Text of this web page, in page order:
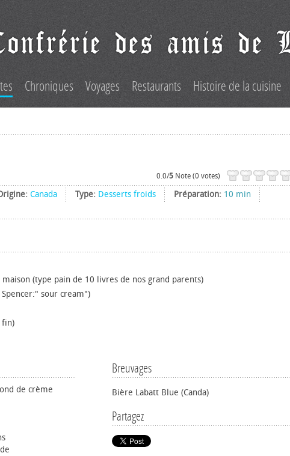
Chroniques Voyages Restaurants Histoire de la cuisine
0.0/5 Note (0 votes)
Canada Type: Desserts froids Préparation: 10 min
(type pain de 10 livres de nos grand parents)
sour cream")
fin)
Breuvages
Bière Labatt Blue (Canda)
Partagez
de crème